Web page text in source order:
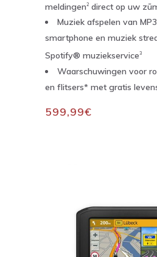
meldingen2 direct op uw
Muziek afspelen van
smartphone en muziek
Spotify® muziekservice3
Waarschuwingen voor
en flitsers* met gratis
599,99€